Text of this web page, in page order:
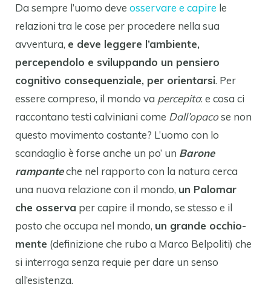
Da sempre l’uomo deve osservare e capire le
relazioni tra le cose per procedere nella sua
avventura, e deve leggere l’ambiente,
percependolo e sviluppando un pensiero
cognitivo consequenziale, per orientarsi. Per
essere compreso, il mondo va percepito: e cosa ci
raccontano testi calviniani come Dall’opacose non
questo movimento costante? L’uomo con lo
scandaglio è forse anche un po’ un Barone
rampanteche nel rapporto con la natura cerca
una nuova relazione con il mondo, un Palomar
che osserva per capire il mondo, se stesso e il
posto che occupa nel mondo, un grande occhio-
mente (definizione che rubo a Marco Belpoliti) che
si interroga senza requie per dare un senso
all’esistenza.